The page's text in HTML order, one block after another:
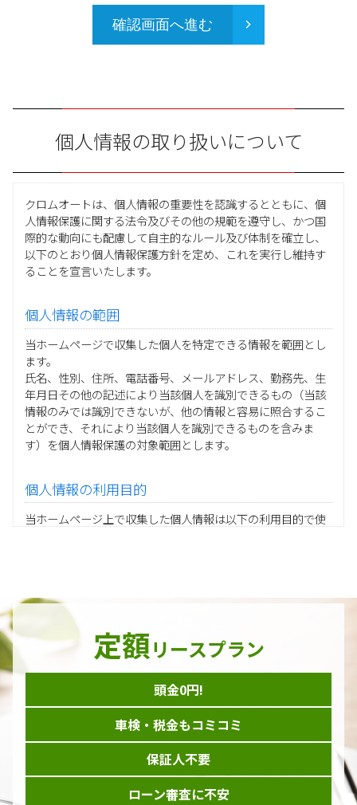
確認画面へ進む
個人情報の取り扱いについて
クロムオートは、個人情報の重要性を認識するとともに、個
人情報保護に関する法令及びその他の規範を遵守し、かつ国
際的な動向にも配慮して自主的なルール及び体制を確立し、
以下のとおり個人情報保護方針を定め、これを実行し維持す
ることを宣言いたします。
個人情報の範囲
当ホームページで収集した個人を特定できる情報を範囲とし
ます。
氏名、性別、住所、電話番号、メールアドレス、勤務先、生
年月日その他の記述により当該個人を識別できるもの（当該
情報のみでは識別できないが、他の情報と容易に照合するこ
とができ、それにより当該個人を識別できるものを含みま
す）を個人情報保護の対象範囲とします。
個人情報の利用目的
当ホームページ上で収集した個人情報は以下の利用目的で使
当グループの業務に従事する協力会社様担当者の識別
当グループ内で共同利用する人事関連システムの運用
ダイレクトメール等を利用したアンケート・キャンペーン
などの意見・情報の調査
当ホームページはサービスに関するお問い合わせやご質問、
資料のご請求や各サービス等のお申し込みなど、当ホームペ
ージのサービス提供過程で、氏名、連絡先、勤務先等の個人
情報を書面、電子媒体、ウェブ等を介して収集致します。
定額リースプラン
頭金0円!
車検・税金もコミコミ
保証人不要
ローン審査に不安